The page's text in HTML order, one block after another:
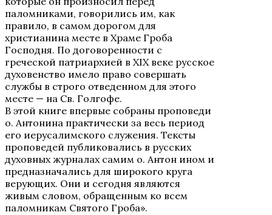
паломниками, говорились им, как
правило, в самом дорогом для
христианина месте в Храме Гроба
Господня. По договоренности с
греческой патриархией в XIX веке русское
духовенство имело право совершать
службы в строго отведенном для этого
месте — на Св. Голгофе.
В этой книге впервые собраны проповеди
о. Антонина практически за весь период
его иерусалимского служения. Тексты
проповедей публиковались в русских
духовных журналах самим о. Антон ином и
предназначались для широкого круга
верующих. Они и сегодня являются
живым словом, обращенным ко всем
паломникам Святого Гроба».